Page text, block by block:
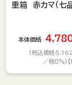
重箱 赤カマ（七品
本体価格
(税込価格
／税8%)【